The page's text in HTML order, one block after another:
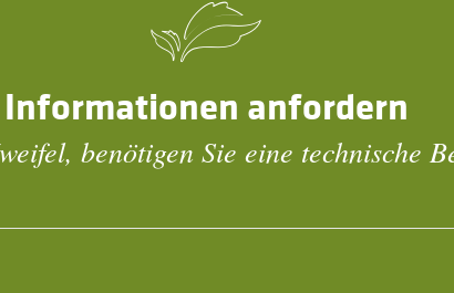
Informationen anfordern
benötigen Sie eine technische